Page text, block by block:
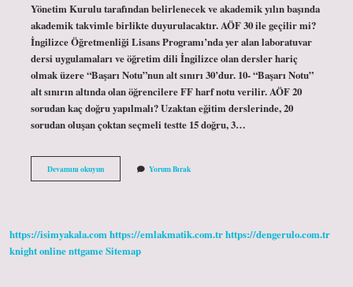
Yönetim Kurulu tarafından belirlenecek ve akademik yılın başında
akademik takvimle birlikte duyurulacaktır. AÖF 30 ile geçilir mi?
İngilizce Öğretmenliği Lisans Programı’nda yer alan laboratuvar
dersi uygulamaları ve öğretim dili İngilizce olan dersler hariç
olmak üzere “Başarı Notu”nun alt sınırı 30’dur. 10- “Başarı Notu”
alt sınırın altında olan öğrencilere FF harf notu verilir. AÖF 20
sorudan kaç doğru yapılmalı? Uzaktan eğitim derslerinde, 20
sorudan oluşan çoktan seçmeli testte 15 doğru, 3…
Devamını okuyunAöf
30
Yorum Bırak
https://isimyakala.comhttps://emlakmatik.com.trhttps://dengerulo.com.tr
knight onlinenttgameSitemap